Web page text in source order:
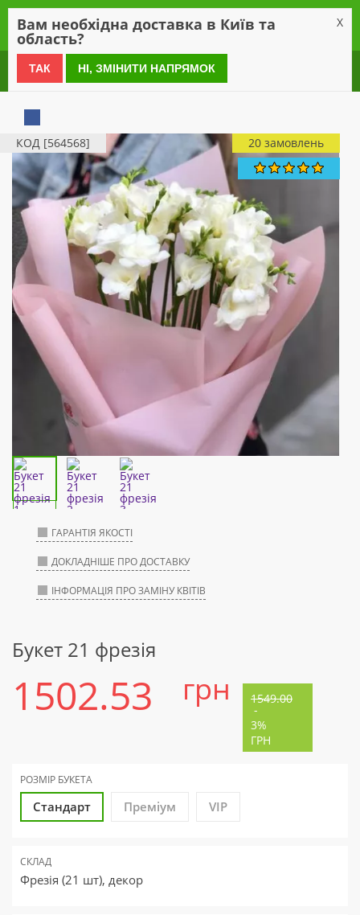
0 800 21 54 55
КОД [564568] 20 замовлень
ГАРАНТІЯ ЯКОСТІ
ДОКЛАДНІШЕ ПРО ДОСТАВКУ
ІНФОРМАЦІЯ ПРО ЗАМІНУ КВІТІВ
Букет 21 фрезія
1502.53 грн 1549.00
-
3%
ГРН
РОЗМІР БУКЕТА
Стандарт Преміум VIP
СКЛАД
Фрезія (21 шт), декор
Вам необхідна доставка в Київ та
область?
X
ТАК НІ, ЗМІНИТИ НАПРЯМОК